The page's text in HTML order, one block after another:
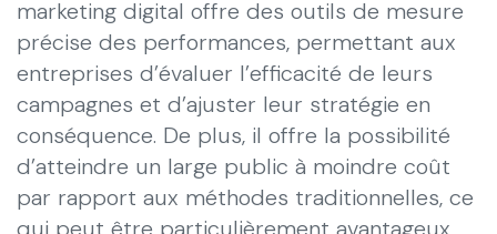
marketing digital offre des outils de mesure
précise des performances, permettant aux
entreprises d’évaluer l’efficacité de leurs
campagnes et d’ajuster leur stratégie en
conséquence. De plus, il offre la possibilité
d’atteindre un large public à moindre coût
par rapport aux méthodes traditionnelles, ce
qui peut être particulièrement avantageux